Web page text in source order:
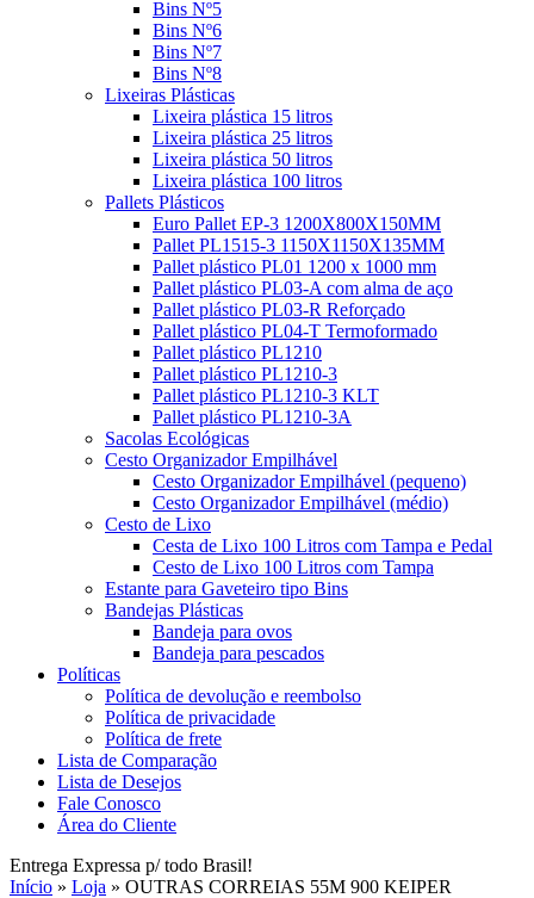
Bins Nº5
Bins Nº6
Bins Nº7
Bins Nº8
Lixeiras Plásticas
Lixeira plástica 15 litros
Lixeira plástica 25 litros
Lixeira plástica 50 litros
Lixeira plástica 100 litros
Pallets Plásticos
Euro Pallet EP-3 1200X800X150MM
Pallet PL1515-3 1150X1150X135MM
Pallet plástico PL01 1200 x 1000 mm
Pallet plástico PL03-A com alma de aço
Pallet plástico PL03-R Reforçado
Pallet plástico PL04-T Termoformado
Pallet plástico PL1210
Pallet plástico PL1210-3
Pallet plástico PL1210-3 KLT
Pallet plástico PL1210-3A
Sacolas Ecológicas
Cesto Organizador Empilhável
Cesto Organizador Empilhável (pequeno)
Cesto Organizador Empilhável (médio)
Cesto de Lixo
Cesta de Lixo 100 Litros com Tampa e Pedal
Cesto de Lixo 100 Litros com Tampa
Estante para Gaveteiro tipo Bins
Bandejas Plásticas
Bandeja para ovos
Bandeja para pescados
Políticas
Política de devolução e reembolso
Política de privacidade
Política de frete
Lista de Comparação
Lista de Desejos
Fale Conosco
Área do Cliente
Entrega Expressa p/ todo Brasil!
Início » Loja » OUTRAS CORREIAS 55M 900 KEIPER